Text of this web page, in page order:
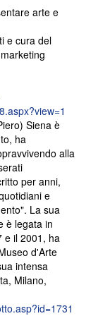
arte e
e cura del
Siena è
ha
alla
per anni,
e
La sua
è legata in
e il 2001, ha
d'Arte
intensa
Milano,